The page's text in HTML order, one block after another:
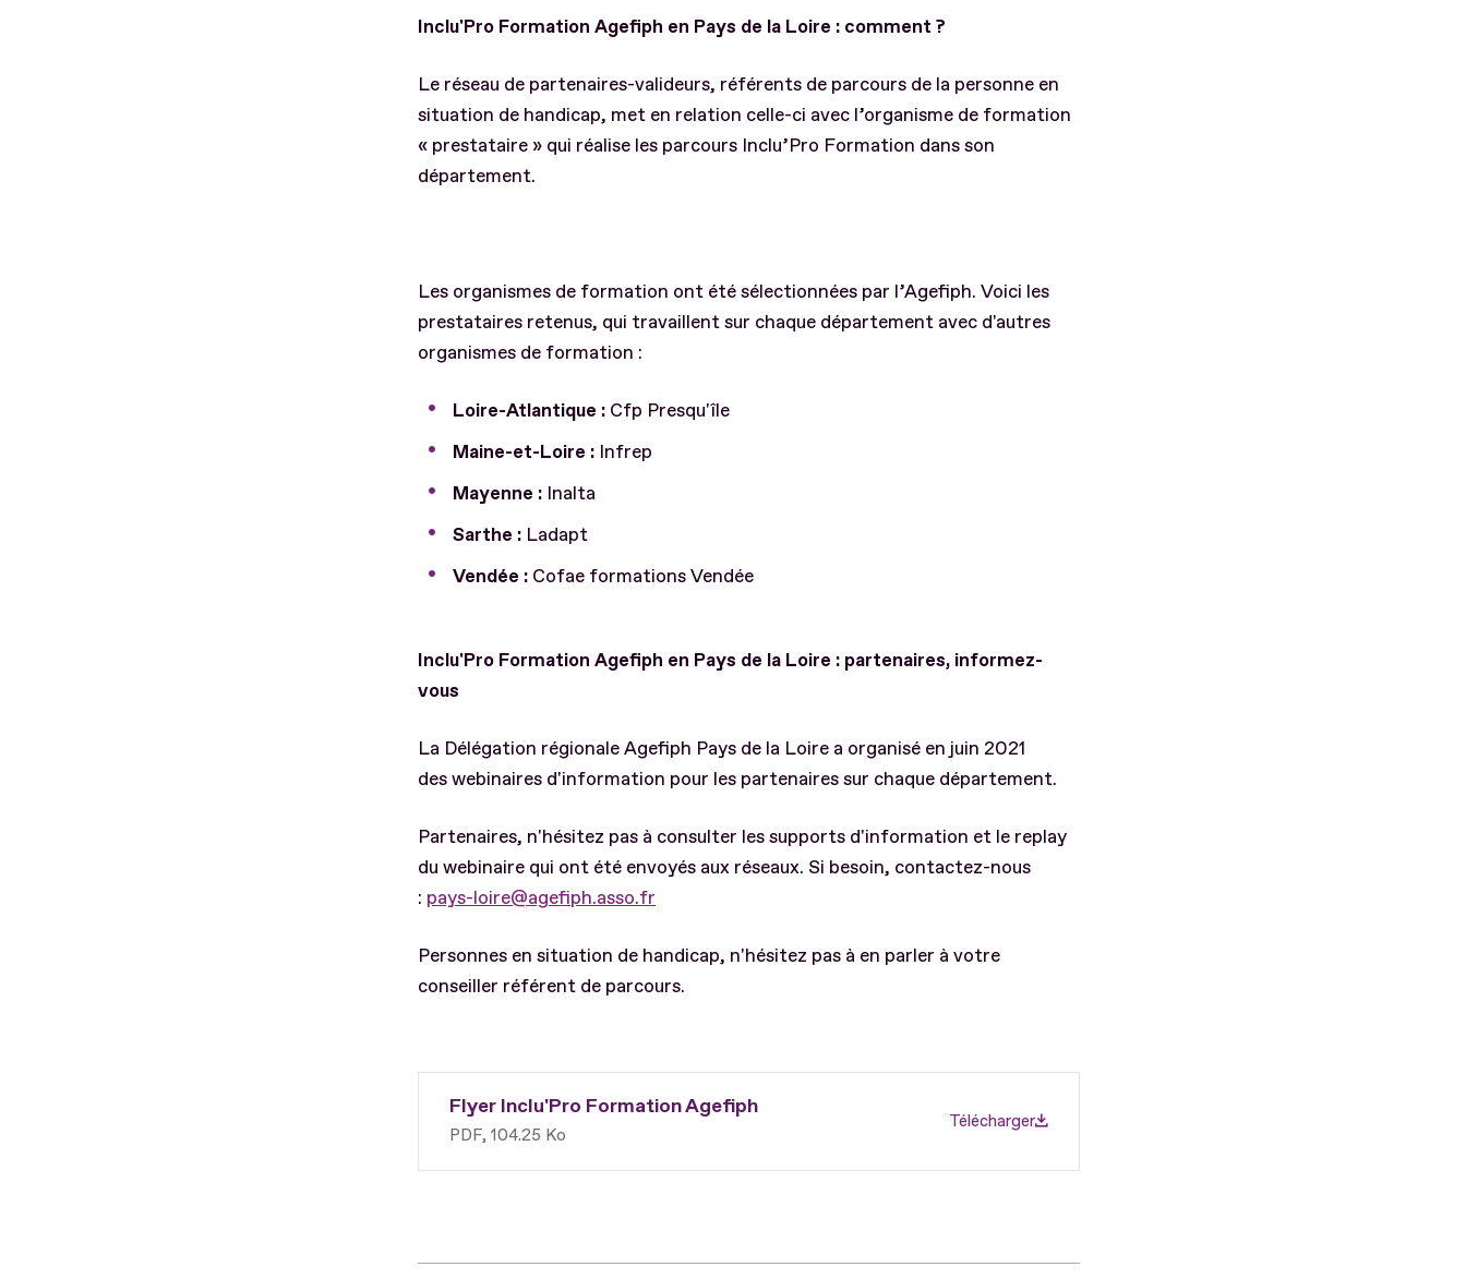
Inclu'Pro Formation Agefiph en Pays de la Loire : comment ?
Le réseau de partenaires-valideurs, référents de parcours de la personne en
situation de handicap, met en relation celle-ci avec l’organisme de formation
« prestataire » qui réalise les parcours Inclu’Pro Formation dans son
département.
Les organismes de formation ont été sélectionnées par l’Agefiph. Voici les
prestataires retenus, qui travaillent sur chaque département avec d'autres
organismes de formation :
Loire-Atlantique : Cfp Presqu'île
Maine-et-Loire : Infrep
Mayenne : Inalta
Sarthe : Ladapt
Vendée : Cofae formations Vendée
Inclu'Pro Formation Agefiph en Pays de la Loire : partenaires, informez-
vous
La Délégation régionale Agefiph Pays de la Loire a organisé en juin 2021
des webinaires d'information pour les partenaires sur chaque département.
Partenaires, n'hésitez pas à consulter les supports d'information et le replay
du webinaire qui ont été envoyés aux réseaux. Si besoin, contactez-nous
: pays-loire@agefiph.asso.fr
Personnes en situation de handicap, n'hésitez pas à en parler à votre
conseiller référent de parcours.
Flyer Inclu'Pro Formation Agefiph
PDF 104.25 Ko
Télécharger